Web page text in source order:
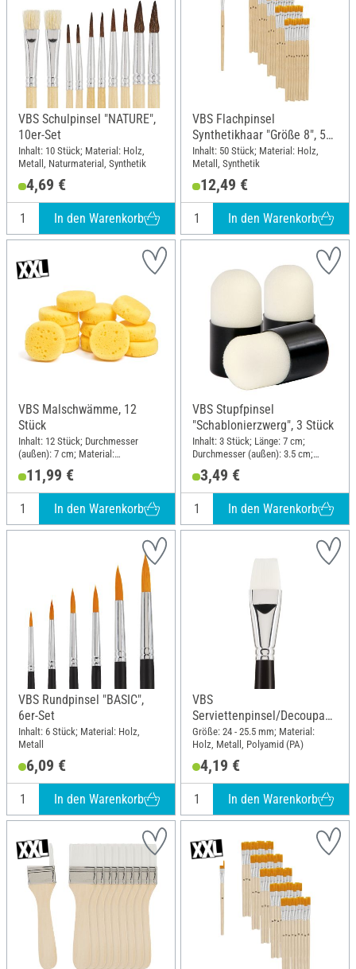
VBS Schulpinsel "NATURE",
10er-Set
Inhalt: 10 Stück; Material: Holz,
Metall, Naturmaterial, Synthetik
4,69 €
In den Warenkorb
VBS Flachpinsel
Synthetikhaar "Größe 8", 50
Stück
Inhalt: 50 Stück; Material: Holz,
Metall, Synthetik
12,49 €
In den Warenkorb
VBS Malschwämme, 12
Stück
Inhalt: 12 Stück; Durchmesser
(außen): 7 cm; Material:
11,99 €
In den Warenkorb
VBS Stupfpinsel
"Schablonierzwerg", 3 Stück
Inhalt: 3 Stück; Länge: 7 cm;
Durchmesser (außen): 3.5 cm;
3,49 €
In den Warenkorb
VBS Rundpinsel "BASIC",
6er-Set
Inhalt: 6 Stück; Material: Holz,
Metall
6,09 €
In den Warenkorb
VBS
Serviettenpinsel/Decoupage
pinsel
Größe: 24 - 25.5 mm; Material:
Holz, Metall, Polyamid (PA)
4,19 €
In den Warenkorb